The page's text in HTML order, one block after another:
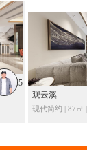
-465
观云溪
现代简约 | 87㎡